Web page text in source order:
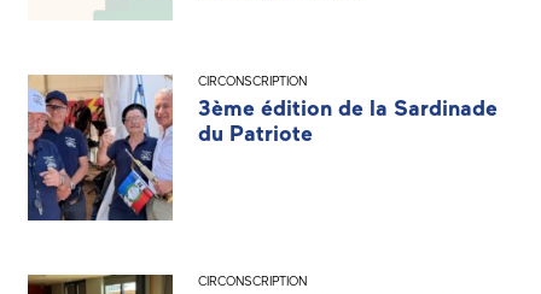
CIRCONSCRIPTION
3ème édition de la Sardinade
du Patriote
CIRCONSCRIPTION